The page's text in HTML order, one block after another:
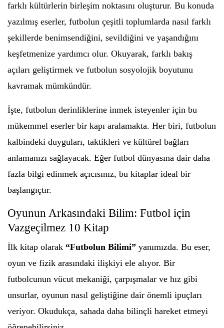
farklı kültürlerin birleşim noktasını oluşturur. Bu konuda
yazılmış eserler, futbolun çeşitli toplumlarda nasıl farklı
şekillerde benimsendiğini, sevildiğini ve yaşandığını
keşfetmenize yardımcı olur. Okuyarak, farklı bakış
açıları geliştirmek ve futbolun sosyolojik boyutunu
kavramak mümkündür.
İşte, futbolun derinliklerine inmek isteyenler için bu
mükemmel eserler bir kapı aralamakta. Her biri, futbolun
kalbindeki duyguları, taktikleri ve kültürel bağları
anlamanızı sağlayacak. Eğer futbol dünyasına dair daha
fazla bilgi edinmek açıcısınız, bu kitaplar ideal bir
başlangıçtır.
Oyunun Arkasındaki Bilim: Futbol için
Vazgeçilmez 10 Kitap
İlk kitap olarak “Futbolun Bilimi” yanımızda. Bu eser,
oyun ve fizik arasındaki ilişkiyi ele alıyor. Bir
futbolcunun vücut mekaniği, çarpışmalar ve hız gibi
unsurlar, oyunun nasıl geliştiğine dair önemli ipuçları
veriyor. Okudukça, sahada daha bilinçli hareket etmeyi